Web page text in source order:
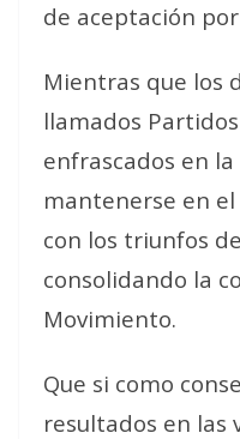
de aceptación
Mientras que los
llamados
enfrascados en
mantenerse en
con los triunfos
consolidando la
Movimiento.
Que si como
resultados en las